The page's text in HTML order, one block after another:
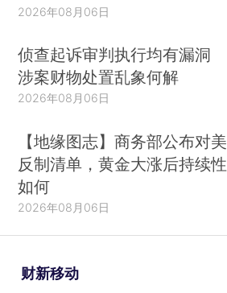
2026年08月06日
侦查起诉审判执行均有漏洞
涉案财物处置乱象何解
2026年08月06日
【地缘图志】商务部公布对美
反制清单，黄金大涨后持续性
如何
2026年08月06日
财新移动